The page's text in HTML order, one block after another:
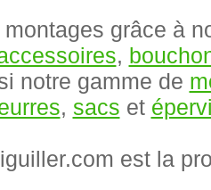
montages grâce à
,
notre gamme de
, sacs et
est la